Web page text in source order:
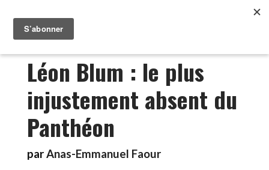
Léon Blum : le plus
injustement absent du
Panthéon
parAnas-Emmanuel Faour